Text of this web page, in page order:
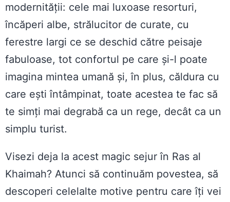
modernității: cele mai luxoase resorturi,
încăperi albe, strălucitor de curate, cu
ferestre largi ce se deschid către peisaje
fabuloase, tot confortul pe care și-l poate
imagina mintea umană și, în plus, căldura cu
care ești întâmpinat, toate acestea te fac să
te simți mai degrabă ca un rege, decât ca un
simplu turist.
Visezi deja la acest magic sejur în Ras al
Khaimah? Atunci să continuăm povestea, să
descoperi celelalte motive pentru care îți vei